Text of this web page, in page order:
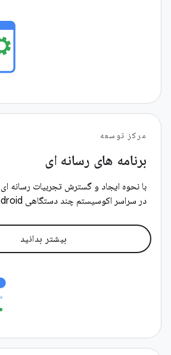
مرکز توسعه
برنامه های رسانه ای
با نحوه ایجاد و گسترش تجربیات رسانه ای
در سراسر اکوسیستم چند دستگاهی Android آشنا شوید.
بیشتر بدانید